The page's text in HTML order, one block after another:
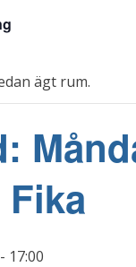
ägt rum.
- 17:00